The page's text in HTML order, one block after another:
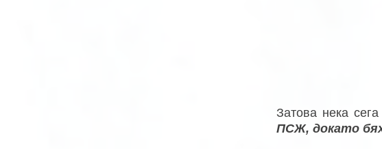
Затова нека
ПСЖ, докато